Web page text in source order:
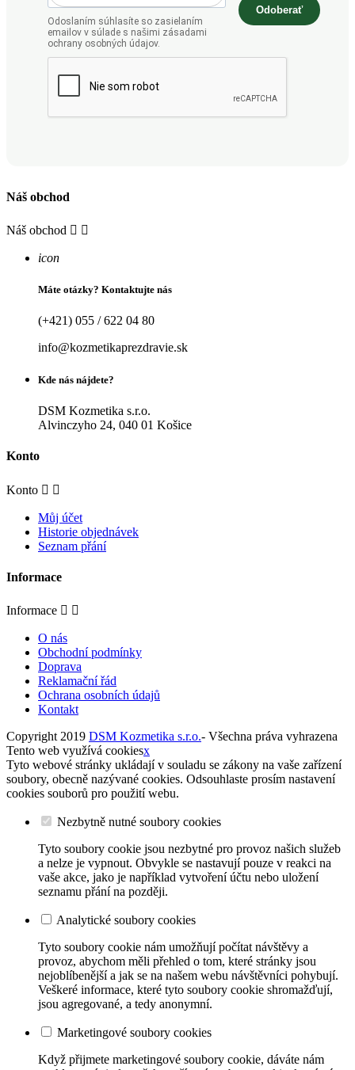
Odoslaním súhlasíte so zasielaním
emailov v súlade s našimi zásadami
ochrany osobných údajov.
Odoberať
Náš obchod
Náš obchod  
icon
Máte otázky? Kontaktujte nás
(+421) 055 / 622 04 80
info@kozmetikaprezdravie.sk
Kde nás nájdete?
DSM Kozmetika s.r.o.
Alvinczyho 24, 040 01 Košice
Konto
Konto  
Můj účet
Historie objednávek
Seznam přání
Informace
Informace  
O nás
Obchodní podmínky
Doprava
Reklamační řád
Ochrana osobních údajů
Kontakt
Copyright 2019 DSM Kozmetika s.r.o.- Všechna práva vyhrazena
Tento web využívá cookiesx
Tyto webové stránky ukládají v souladu se zákony na vaše zařízení
soubory, obecně nazývané cookies. Odsouhlaste prosím nastavení
cookies souborů pro použití webu.
Nezbytně nutné soubory cookies
Tyto soubory cookie jsou nezbytné pro provoz našich služeb
a nelze je vypnout. Obvykle se nastavují pouze v reakci na
vaše akce, jako je například vytvoření účtu nebo uložení
seznamu přání na později.
Analytické soubory cookies
Tyto soubory cookie nám umožňují počítat návštěvy a
provoz, abychom měli přehled o tom, které stránky jsou
nejoblíbenější a jak se na našem webu návštěvníci pohybují.
Veškeré informace, které tyto soubory cookie shromažďují,
jsou agregované, a tedy anonymní.
Marketingové soubory cookies
Když přijmete marketingové soubory cookie, dáváte nám